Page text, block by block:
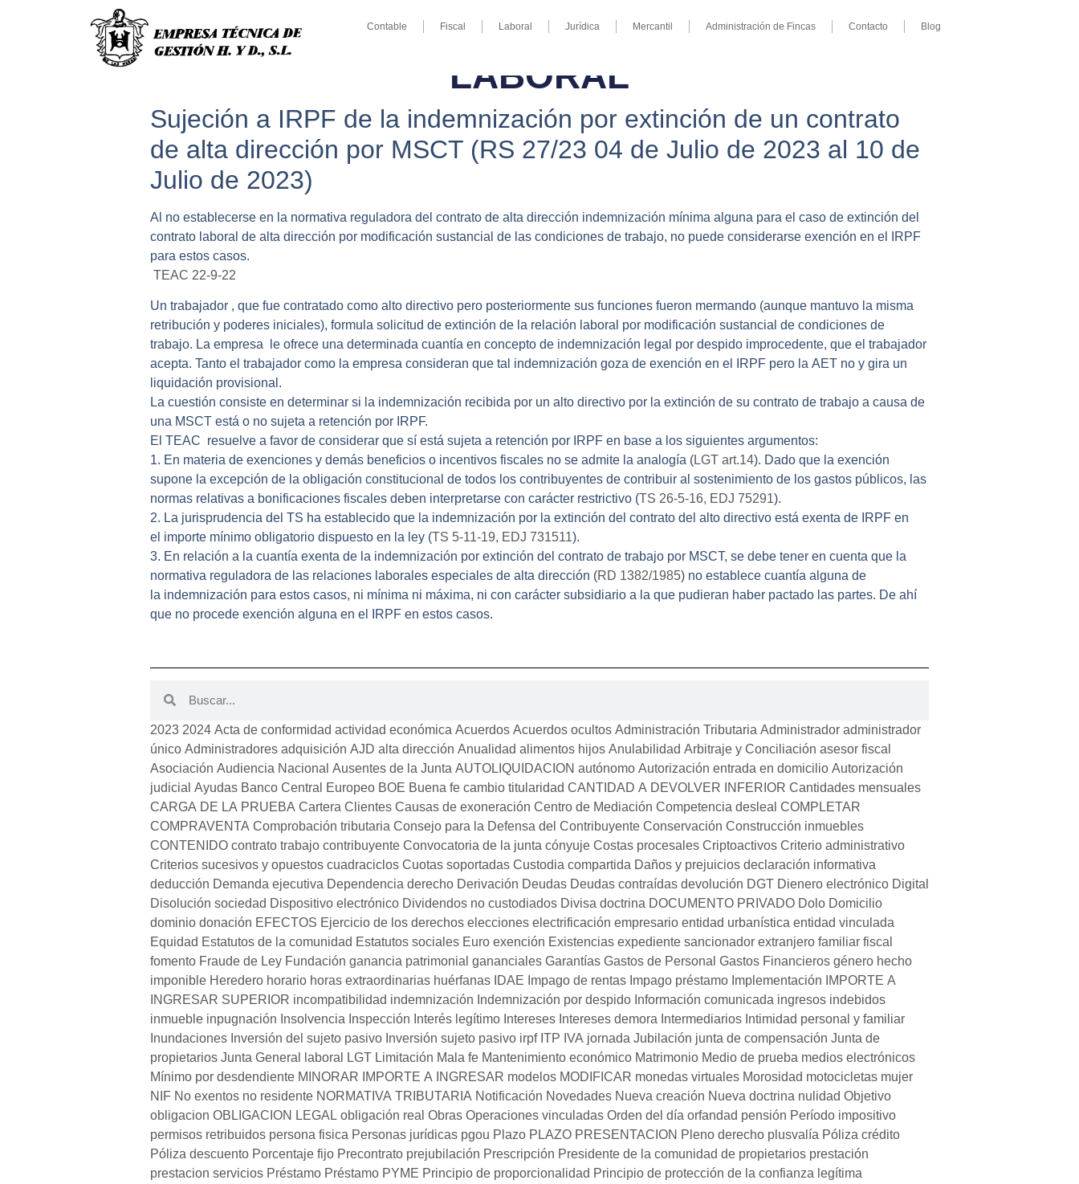
Contable Fiscal Laboral Jurídica Mercantil Administración de Fincas Contacto Blog
LABORAL
Sujeción a IRPF de la indemnización por extinción de un contrato
de alta dirección por MSCT (RS 27/23 04 de Julio de 2023 al 10 de
Julio de 2023)
Al no establecerse en la normativa reguladora del contrato de alta dirección indemnización mínima alguna para el caso de extinción del
contrato laboral de alta dirección por modificación sustancial de las condiciones de trabajo, no puede considerarse exención en el IRPF
para estos casos.
TEAC 22-9-22
Un trabajador , que fue contratado como alto directivo pero posteriormente sus funciones fueron mermando (aunque mantuvo la misma
retribución y poderes iniciales), formula solicitud de extinción de la relación laboral por modificación sustancial de condiciones de
trabajo. La empresa
le ofrece una determinada cuantía en concepto de indemnización legal por despido improcedente, que el trabajador
acepta. Tanto el trabajador como la empresa consideran que tal indemnización goza de exención en el IRPF pero la AET no y gira un
liquidación provisional.
La cuestión consiste en determinar si la indemnización recibida por un alto directivo por la extinción de su contrato de trabajo a causa de
una MSCT está o no sujeta a retención por IRPF.
El TEAC resuelve a favor de considerar que sí está sujeta a retención por IRPF en base a los siguientes argumentos:
1. En materia de exenciones y demás beneficios o incentivos fiscales no se admite la analogía (LGT art.14). Dado que la exención
supone la excepción de la obligación constitucional de todos los contribuyentes de contribuir al sostenimiento de los gastos públicos, las
normas relativas a bonificaciones fiscales deben interpretarse con carácter restrictivo (TS 26-5-16, EDJ 75291).
2. La jurisprudencia del TS ha establecido que la indemnización por la extinción del contrato del alto directivo está exenta de IRPF en
el importe mínimo obligatorio dispuesto en la ley (TS 5-11-19, EDJ 731511).
3. En relación a la cuantía exenta de la indemnización por extinción del contrato de trabajo por MSCT, se debe tener en cuenta que la
normativa reguladora de las relaciones laborales especiales de alta dirección (RD 1382/1985) no establece cuantía alguna de
la indemnización para estos casos, ni mínima ni máxima, ni con carácter subsidiario a la que pudieran haber pactado las partes. De ahí
que no procede exención alguna en el IRPF en estos casos.
2023 2024 Acta de conformidad actividad económica Acuerdos Acuerdos ocultos Administración Tributaria Administrador administrador
único Administradores adquisición AJD alta dirección Anualidad alimentos hijos Anulabilidad Arbitraje y Conciliación asesor fiscal
Asociación Audiencia Nacional Ausentes de la Junta AUTOLIQUIDACION autónomo Autorización entrada en domicilio Autorización
judicial Ayudas Banco Central Europeo BOE Buena fe cambio titularidad CANTIDAD A DEVOLVER INFERIOR Cantidades mensuales
CARGA DE LA PRUEBA Cartera Clientes Causas de exoneración Centro de Mediación Competencia desleal COMPLETAR
COMPRAVENTA Comprobación tributaria Consejo para la Defensa del Contribuyente Conservación Construcción inmuebles
CONTENIDO contrato trabajo contribuyente Convocatoria de la junta cónyuje Costas procesales Criptoactivos Criterio administrativo
Criterios sucesivos y opuestos cuadraciclos Cuotas soportadas Custodia compartida Daños y prejuicios declaración informativa
deducción Demanda ejecutiva Dependencia derecho Derivación Deudas Deudas contraídas devolución DGT Dienero electrónico Digital
Disolución sociedad Dispositivo electrónico Dividendos no custodiados Divisa doctrina DOCUMENTO PRIVADO Dolo Domicilio
dominio donación EFECTOS Ejercicio de los derechos elecciones electrificación empresario entidad urbanística entidad vinculada
Equidad Estatutos de la comunidad Estatutos sociales Euro exención Existencias expediente sancionador extranjero familiar fiscal
fomento Fraude de Ley Fundación ganancia patrimonial gananciales Garantías Gastos de Personal Gastos Financieros género hecho
imponible Heredero horario horas extraordinarias huérfanas IDAE Impago de rentas Impago préstamo Implementación
IMPORTE A
INGRESAR SUPERIOR incompatibilidad indemnización Indemnización por despido Información comunicada ingresos indebidos
inmueble inpugnación Insolvencia Inspección Interés legítimo Intereses Intereses demora Intermediarios Intimidad personal y familiar
Inundaciones Inversión del sujeto pasivo Inversión sujeto pasivo irpf ITP IVA jornada Jubilación junta de compensación Junta de
propietarios Junta General laboral LGT Limitación Mala fe Mantenimiento económico Matrimonio Medio de prueba medios electrónicos
Mínimo por desdendiente MINORAR IMPORTE A INGRESAR modelos MODIFICAR monedas virtuales Morosidad motocicletas mujer
NIF No exentos no residente NORMATIVA TRIBUTARIA Notificación Novedades Nueva creación Nueva doctrina nulidad Objetivo
obligacion OBLIGACION LEGAL obligación real Obras Operaciones vinculadas Orden del día orfandad pensión Período impositivo
permisos retribuidos persona fisica Personas jurídicas pgou Plazo PLAZO PRESENTACION Pleno derecho plusvalía Póliza crédito
Póliza descuento Porcentaje fijo Precontrato prejubilación Prescripción Presidente de la comunidad de propietarios prestación
prestacion servicios Préstamo Préstamo PYME Principio de proporcionalidad Principio de protección de la confianza legítima